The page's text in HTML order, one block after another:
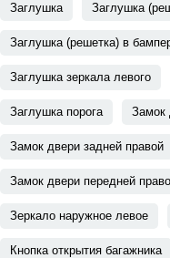
Заглушка Заглушка
Заглушка (решетка) в
Заглушка зеркала левого
Заглушка порога Замок
Замок двери задней правой
Замок двери передней
Зеркало наружное левое
Кнопка открытия багажника